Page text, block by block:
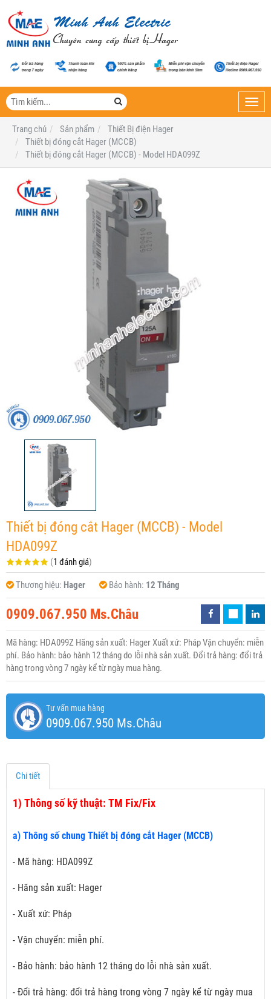
Trang chủ
Sản phẩm
Thiết Bị điện Hager
Thiết bị đóng cắt Hager (MCCB)
Thiết bị đóng cắt Hager (MCCB) - Model HDA099Z
Thiết bị đóng cắt Hager (MCCB) - Model
HDA099Z
(1 đánh giá)
Thương hiệu: Hager Bảo hành: 12 Tháng
0909.067.950 Ms.Châu
Mã hàng: HDA099Z Hãng sản xuất: Hager Xuất xứ: Pháp Vận chuyển: miễn
phí. Bảo hành: bảo hành 12 tháng do lỗi nhà sản xuất. Đổi trả hàng: đổi trả
hàng trong vòng 7 ngày kể từ ngày mua hàng.
Tư vấn mua hàng
0909.067.950 Ms.Châu
Chi tiết
1) Thông số kỹ thuật: TM Fix/Fix
a) Thông số chung Thiết bị đóng cắt Hager (MCCB)
- Mã hàng: HDA099Z
- Hãng sản xuất: Hager
- Xuất xứ: Pháp
- Vận chuyển: miễn phí.
- Bảo hành: bảo hành 12 tháng do lỗi nhà sản xuất.
- Đổi trả hàng: đổi trả hàng trong vòng 7 ngày kể từ ngày mua